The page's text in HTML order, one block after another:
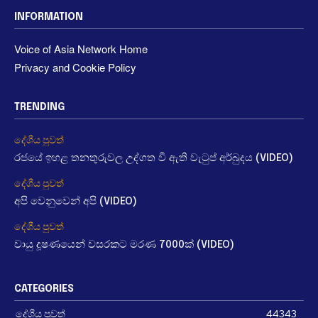
INFORMATION
Voice of Asia Network Home
Privacy and Cookie Policy
TRENDING
දේශීය පුවත්
රජයේ ඉහළ තනතුරුවල උද්ගත වී ඇති වැටුප් අර්බුදය (VIDEO)
දේශීය පුවත්
අපි වෙනුවෙන් අපි (VIDEO)
දේශීය පුවත්
වායු දූෂණයෙන් වසරකට මරණ 7000ක් (VIDEO)
CATEGORIES
දේශීය පුවත් 44343